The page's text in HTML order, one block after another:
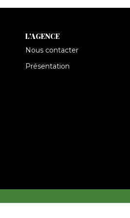
L'AGENCE
Nous contacter
Présentation